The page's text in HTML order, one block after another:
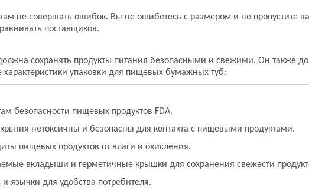
не совершать ошибок. Вы не ошибетесь с размером и не пропустите
поставщиков.
сохранять продукты питания безопасными и свежими. Он также
упаковки для пищевых бумажных туб:
безопасности пищевых продуктов FDA.
нетоксичны и безопасны для контакта с пищевыми продуктами.
пищевых продуктов от влаги и окисления.
вкладыши и герметичные крышки для сохранения свежести
язычки для удобства потребителя.